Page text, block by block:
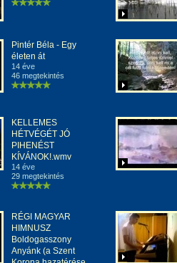
Pintér Béla - Egy
életen át
14 éve
46 megtekintés
KELLEMES
HÉTVÉGÉT JÓ
PIHENÉST
KÍVÁNOK!.wmv
14 éve
29 megtekintés
RÉGI MAGYAR
HIMNUSZ
Boldogasszony
Anyánk (a Szent